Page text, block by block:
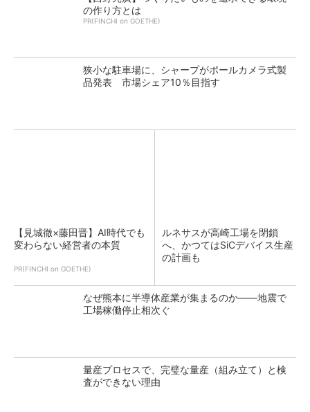
の作り方とは
PR(FINCHI on GOETHE)
狭小な駐車場に、シャープがポールカメラ式製
品発表 市場シェア10％目指す
【見城徹×藤田晋】AI時代でも
変わらない経営者の本質
PR(FINCHI on GOETHE)
ルネサスが高崎工場を閉鎖
へ、かつてはSiCデバイス生産
の計画も
なぜ熊本に半導体産業が集まるのか――地震で
工場稼働停止相次ぐ
量産プロセスで、完璧な量産（組み立て）と検
査ができない理由